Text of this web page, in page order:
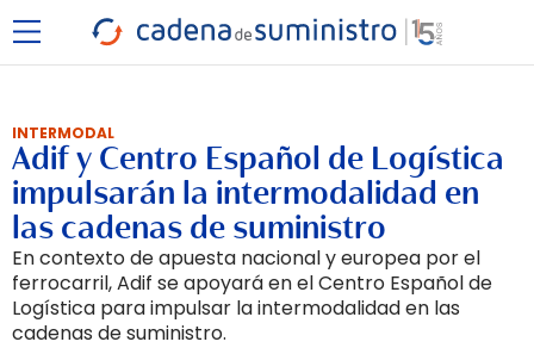
INTERMODAL
Adif y Centro Español de Logística
impulsarán la intermodalidad en
las cadenas de suministro
En contexto de apuesta nacional y europea por el
ferrocarril, Adif se apoyará en el Centro Español de
Logística para impulsar la intermodalidad en las
cadenas de suministro.